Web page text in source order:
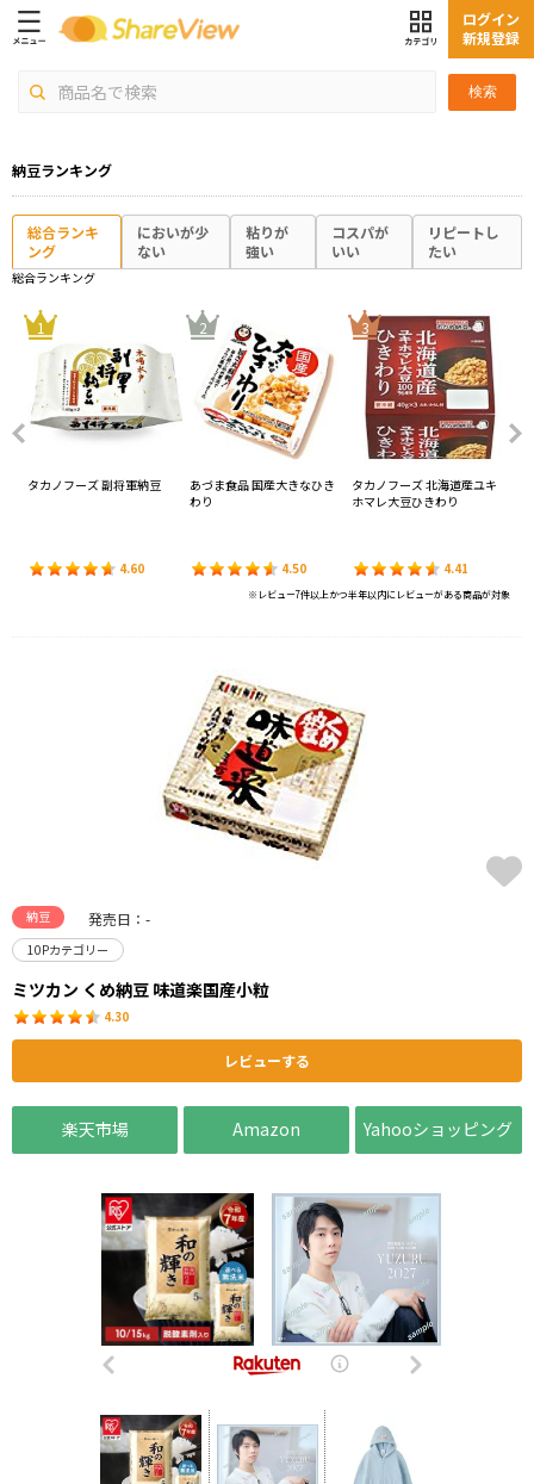
検索
ログイン
新規登録
納豆ランキング
総合ランキ
ング
においが少
ない
粘りが
強い
コスパが
いい
リピートし
たい
総合ランキング
1
タカノフーズ 副将軍納豆
4.60
2
あづま食品 国産大きなひき
わり
4.50
3
タカノフーズ 北海道産ユキ
ホマレ大豆ひきわり
4.41
※レビュー7件以上かつ半年以内にレビューがある商品が対象
納豆 発売日：-
10Pカテゴリー
ミツカン くめ納豆 味道楽国産小粒
4.30
レビューする
楽天市場 Amazon Yahooショッピング